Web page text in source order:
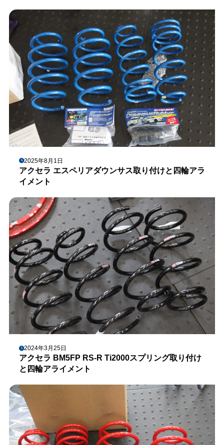
2025年8月1日
アクセラ エスペリアダウンサス取り付けと四輪アラ
イメント
2024年3月25日
アクセラ BM5FP RS-R Ti2000スプリング取り付け
と四輪アライメント